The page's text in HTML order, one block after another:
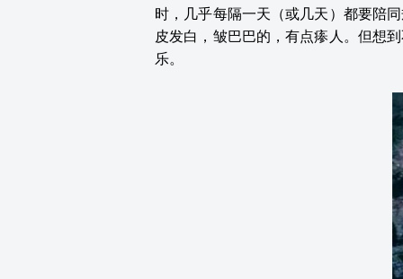
时，几乎每隔一天（或几天）都要陪
皮发白，皱巴巴的，有点瘆人。但想
乐。